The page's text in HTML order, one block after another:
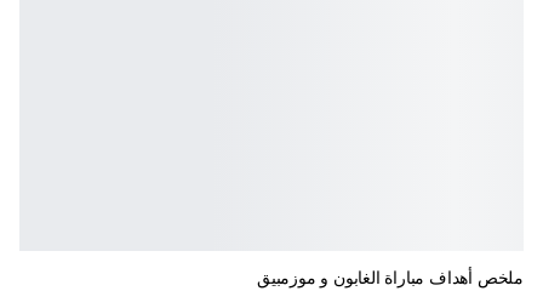
ملخص أهداف مباراة الغابون و موزمبيق